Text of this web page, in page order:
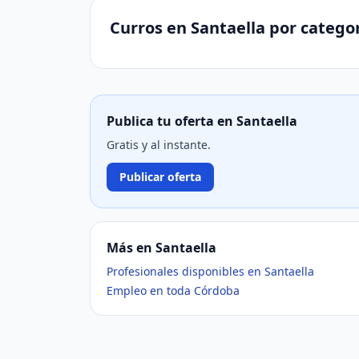
Curros en Santaella por
Publica tu oferta en Santaella
Gratis y al instante.
Publicar oferta
Más en Santaella
Profesionales disponibles en Santaella
Empleo en toda Córdoba